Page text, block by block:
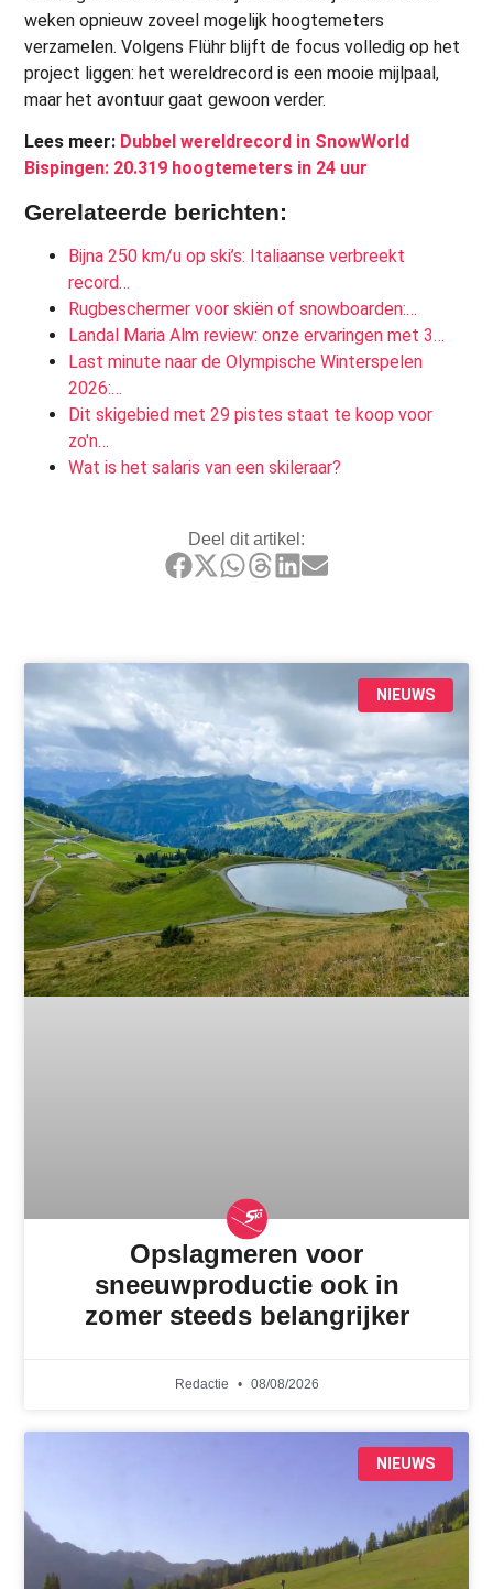
weken opnieuw zoveel mogelijk hoogtemeters
verzamelen. Volgens Flühr blijft de focus volledig op het
project liggen: het wereldrecord is een mooie mijlpaal,
maar het avontuur gaat gewoon verder.
Lees meer: Dubbel wereldrecord in SnowWorld
Bispingen: 20.319 hoogtemeters in 24 uur
Gerelateerde berichten:
Bijna 250 km/u op ski’s: Italiaanse verbreekt
record…
Rugbeschermer voor skiën of snowboarden:…
Landal Maria Alm review: onze ervaringen met 3…
Last minute naar de Olympische Winterspelen
2026:…
Dit skigebied met 29 pistes staat te koop voor
zo'n…
Wat is het salaris van een skileraar?
Deel dit artikel:
NIEUWS
Opslagmeren voor
sneeuwproductie ook in
zomer steeds belangrijker
Redactie 08/08/2026
NIEUWS